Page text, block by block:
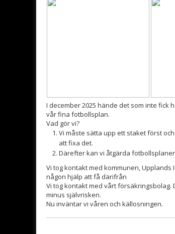
I december 2025 hände det som inte
vår fina fotbollsplan.
Vad gör vi?
Vi måste sätta upp ett staket först
att fixa det.
Därefter kan vi åtgärda
Vi tog kontakt med kommunen,
någon hjälp att få därifrån
Vi tog kontakt med vårt
minus självrisken.
Nu inväntar vi våren och källosningen.